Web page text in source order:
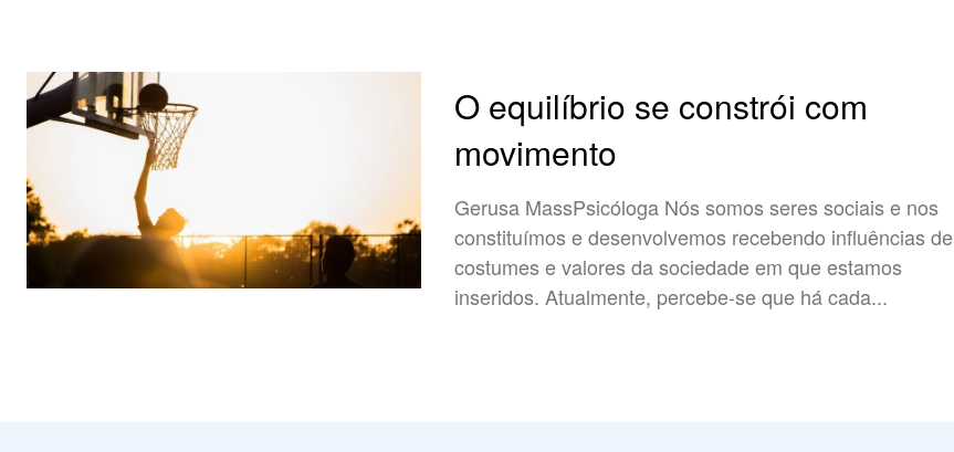
O equilíbrio se constrói com
movimento
Gerusa MassPsicóloga Nós somos seres sociais e nos
constituímos e desenvolvemos recebendo influências de
costumes e valores da sociedade em que estamos
inseridos. Atualmente, percebe-se que há cada...